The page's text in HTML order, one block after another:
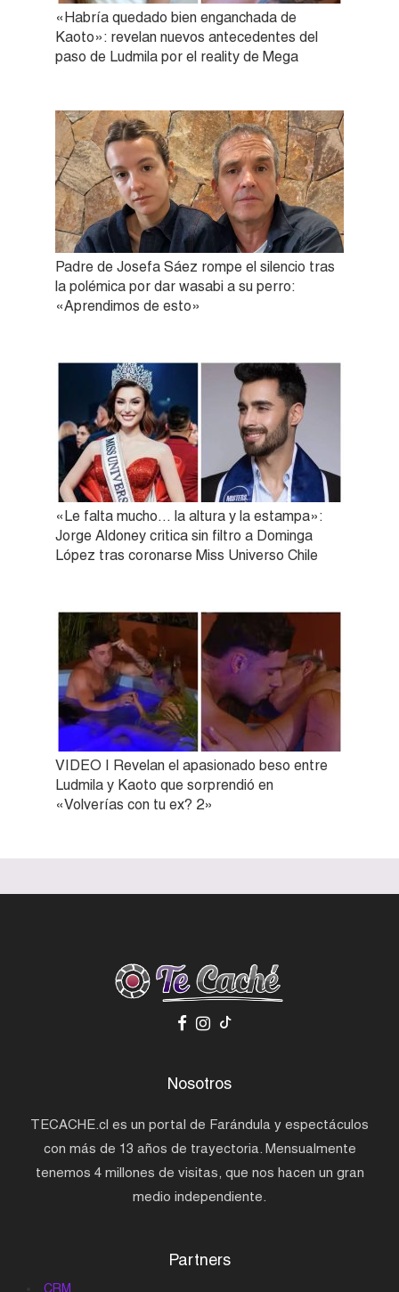
«Habría quedado bien enganchada de
Kaoto»: revelan nuevos antecedentes del
paso de Ludmila por el reality de Mega
Padre de Josefa Sáez rompe el silencio tras
la polémica por dar wasabi a su perro:
«Aprendimos de esto»
«Le falta mucho… la altura y la estampa»:
Jorge Aldoney critica sin filtro a Dominga
López tras coronarse Miss Universo Chile
VIDEO | Revelan el apasionado beso entre
Ludmila y Kaoto que sorprendió en
«Volverías con tu ex? 2»
Nosotros
TECACHE.cl es un portal de Farándula y espectáculos
con más de 13 años de trayectoria. Mensualmente
tenemos 4 millones de visitas, que nos hacen un gran
medio independiente.
Partners
CRM